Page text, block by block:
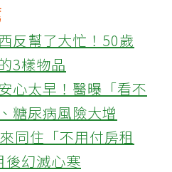
反幫了大忙！50歲
3樣物品
心太早！醫曝「看不
糖尿病風險大增
同住「不用付房租
後幻滅心寒